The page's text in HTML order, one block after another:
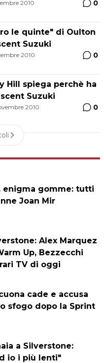
2010 0
le quinte" di Oulton
Suzuki
2010 0
Hill spiega perchè ha
Suzuki
2010 0
enigma gomme: tutti
Joan Mir
Alex Marquez
Up, Bezzecchi
TV di oggi
cade e accusa
sfogo dopo la Sprint
a Silverstone:
io i più lenti"